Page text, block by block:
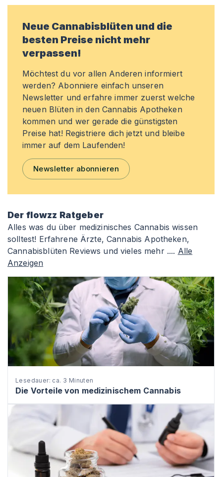
Neue Cannabisblüten und die
besten Preise nicht mehr
verpassen!
Möchtest du vor allen Anderen informiert
werden? Abonniere einfach unseren
Newsletter und erfahre immer zuerst welche
neuen Blüten in den Cannabis Apotheken
kommen und wer gerade die günstigsten
Preise hat! Registriere dich jetzt und bleibe
immer auf dem Laufenden!
Newsletter abonnieren
Der flowzz Ratgeber
Alles was du über medizinisches Cannabis wissen
solltest! Erfahrene Ärzte, Cannabis Apotheken,
Cannabisblüten Reviews und vieles mehr .... Alle
Anzeigen
Lesedauer: ca. 3 Minuten
Die Vorteile von medizinischem Cannabis